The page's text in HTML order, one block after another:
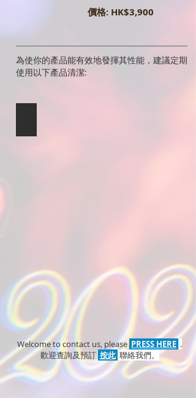
價格: HK$3,900
為使你的產品能有效地發揮其性能，建議定期
使用以下產品清潔:
清
Welcome to contact us, please PRESS HERE .
歡迎查詢及預訂 按此 聯絡我們。